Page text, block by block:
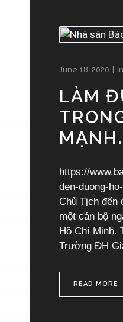
June 18, 2020
LÀM
MẠNH.
https://
den-duong-
Chủ Tịch đến
một cán bộ
Hồ Chí Minh.
Trường ĐH
READ MORE